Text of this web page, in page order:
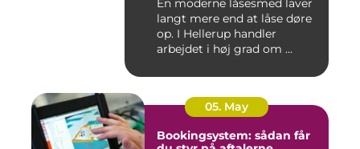
En moderne låsesmed laver
langt mere end at låse døre
op. I Hellerup handler
arbejdet i høj grad om ...
05. May
Bookingsystem: sådan får